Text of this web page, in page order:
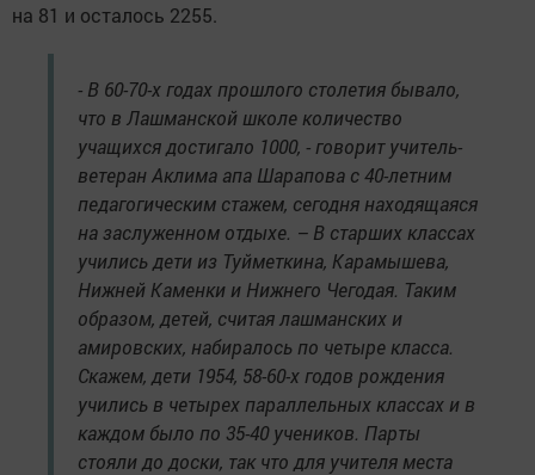
на 81 и осталось 2255.
- В 60-70-х годах прошлого столетия бывало,
что в Лашманской школе количество
учащихся достигало 1000, - говорит учитель-
ветеран Аклима апа Шарапова с 40-летним
педагогическим стажем, сегодня находящаяся
на заслуженном отдыхе. – В старших классах
учились дети из Туйметкина, Карамышева,
Нижней Каменки и Нижнего Чегодая. Таким
образом, детей, считая лашманских и
амировских, набиралось по четыре класса.
Скажем, дети 1954, 58-60-х годов рождения
учились в четырех параллельных классах и в
каждом было по 35-40 учеников. Парты
стояли до доски, так что для учителя места